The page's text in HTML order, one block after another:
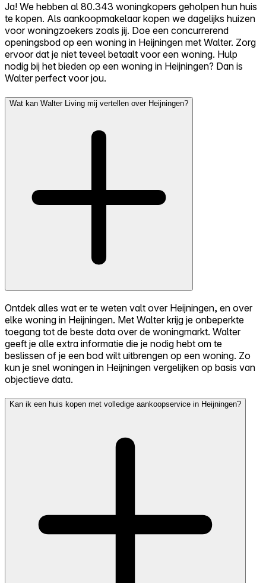
Ja! We hebben al 80.343 woningkopers geholpen hun huis
te kopen. Als aankoopmakelaar kopen we dagelijks huizen
voor woningzoekers zoals jij. Doe een concurrerend
openingsbod op een woning in Heijningen met Walter. Zorg
ervoor dat je niet teveel betaalt voor een woning. Hulp
nodig bij het bieden op een woning in Heijningen? Dan is
Walter perfect voor jou.
Wat kan Walter Living mij vertellen over Heijningen?
Ontdek alles wat er te weten valt over Heijningen, en over
elke woning in Heijningen. Met Walter krijg je onbeperkte
toegang tot de beste data over de woningmarkt. Walter
geeft je alle extra informatie die je nodig hebt om te
beslissen of je een bod wilt uitbrengen op een woning. Zo
kun je snel woningen in Heijningen vergelijken op basis van
objectieve data.
Kan ik een huis kopen met volledige aankoopservice in Heijningen?